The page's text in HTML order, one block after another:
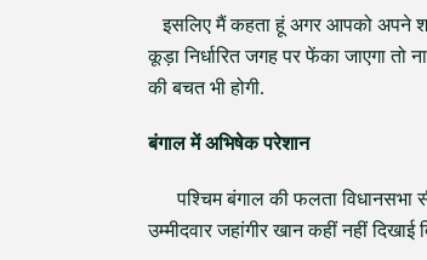
इसलिए मैं कहता हूं अगर आपको अपने
कूड़ा निर्धारित जगह पर फेंका जाएगा
की बचत भी होगी.
बंगाल में अभिषेक परेशान
पश्चिम बंगाल की फलता विधानसभा
उम्मीदवार जहांगीर खान कहीं नहीं दिखाई